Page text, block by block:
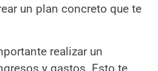
un plan concreto que te
realizar un
y gastos. Esto te